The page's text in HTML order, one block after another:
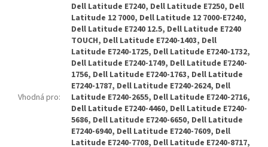
Vhodná pro:
Dell Latitude E7240, Dell Latitude E7250, Dell
Latitude 12 7000, Dell Latitude 12 7000-E7240,
Dell Latitude E7240 12.5, Dell Latitude E7240
TOUCH, Dell Latitude E7240-1403, Dell
Latitude E7240-1725, Dell Latitude E7240-1732,
Dell Latitude E7240-1749, Dell Latitude E7240-
1756, Dell Latitude E7240-1763, Dell Latitude
E7240-1787, Dell Latitude E7240-2624, Dell
Latitude E7240-2655, Dell Latitude E7240-2716,
Dell Latitude E7240-4460, Dell Latitude E7240-
5686, Dell Latitude E7240-6650, Dell Latitude
E7240-6940, Dell Latitude E7240-7609, Dell
Latitude E7240-7708, Dell Latitude E7240-8717,